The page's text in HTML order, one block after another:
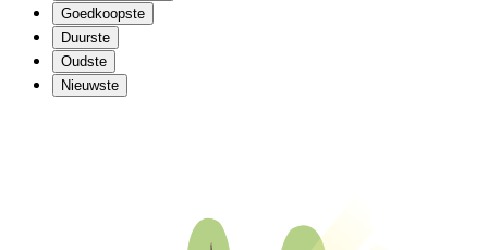
Goedkoopste
Duurste
Oudste
Nieuwste